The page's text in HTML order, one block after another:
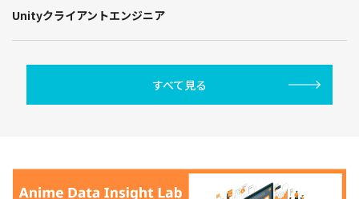
Unityクライアントエンジニア
すべて見る